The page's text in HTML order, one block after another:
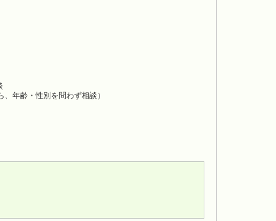
年齢・性別を問わず相談）